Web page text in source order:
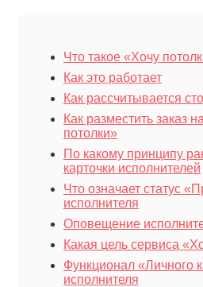
Что такое «Хочу
Как это работает
Как рассчитывается
Как разместить заказ
потолки»
По какому принципу
карточки исполнителей
Что означает статус
исполнителя
Оповещение
Какая цель сервиса
Функционал «Личного
исполнителя